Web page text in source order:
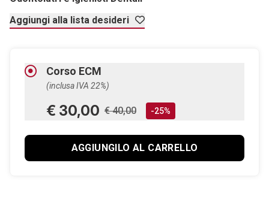
Aggiungi alla lista desideri
Corso ECM
(inclusa IVA 22%)
€ 30,00 € 40,00 -25%
AGGIUNGILO AL CARRELLO